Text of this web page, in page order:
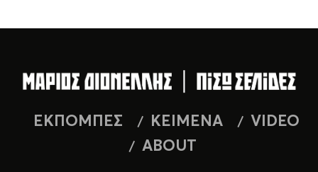
ΕΚΠΟΜΠΕΣ ΚΕΙΜΕΝΑ
VIDEO
ABOUT